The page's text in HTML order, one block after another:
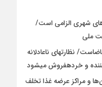
شهری الزامی است/
ملی
توزیع کالاهای اساسی ۳ برابر تقاضاست/ نظارت‎های ناعادلانه
و مراکز عرضه غذا تخلف